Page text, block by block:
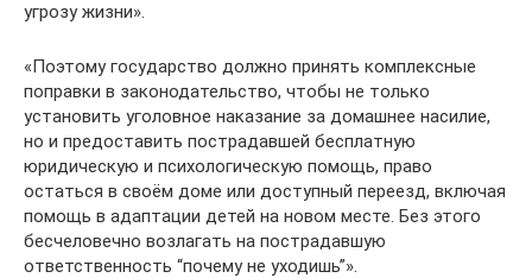
угрозу жизни».
«Поэтому государство должно принять комплексные
поправки в законодательство, чтобы не только
установить уголовное наказание за домашнее насилие,
но и предоставить пострадавшей бесплатную
юридическую и психологическую помощь, право
остаться в своём доме или доступный переезд, включая
помощь в адаптации детей на новом месте. Без этого
бесчеловечно возлагать на пострадавшую
ответственность “почему не уходишь”».